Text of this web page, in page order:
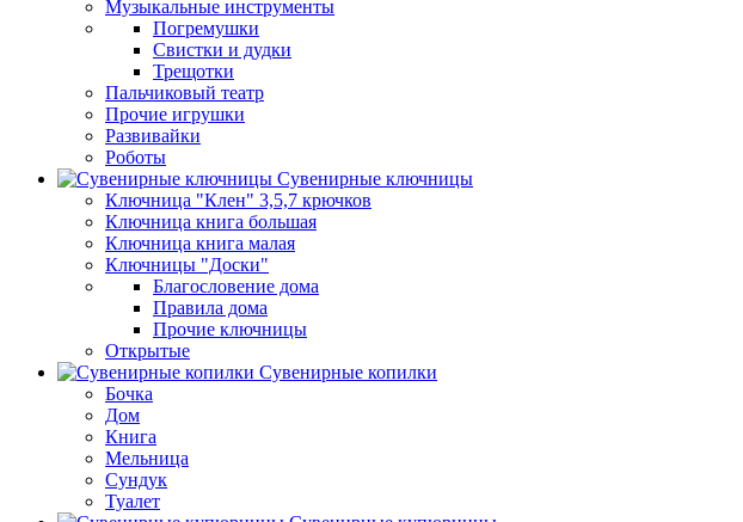
Музыкальные инструменты
Погремушки
Свистки и дудки
Трещотки
Пальчиковый театр
Прочие игрушки
Развивайки
Роботы
Сувенирные ключницы
Ключница "Клен" 3,5,7 крючков
Ключница книга большая
Ключница книга малая
Ключницы "Доски"
Благословение дома
Правила дома
Прочие ключницы
Открытые
Сувенирные копилки
Бочка
Дом
Книга
Мельница
Сундук
Туалет